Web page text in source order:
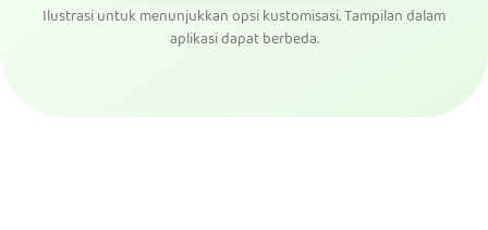
Ilustrasi untuk menunjukkan opsi kustomisasi. Tampilan dalam
aplikasi dapat berbeda.